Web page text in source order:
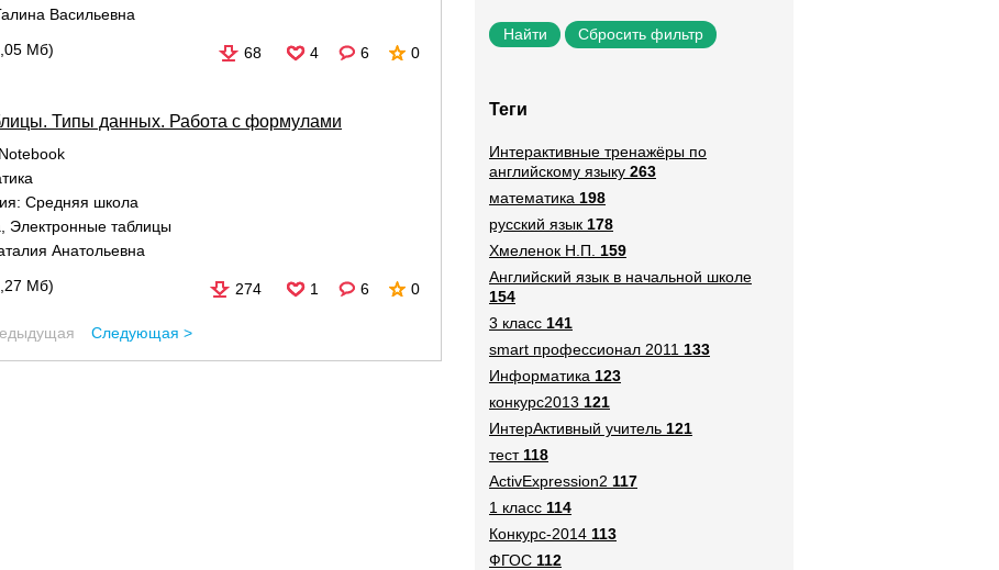
Васильевна
Мб) 68 4 6 0
Типы данных. Работа с формулами
Средняя школа
Электронные таблицы
Анатольевна
Мб) 274 1 6 0
Следующая >
Сбросить фильтр
Теги
Интерактивные тренажёры по
английскому языку 263
математика 198
русский язык 178
Хмеленок Н.П.
159
Английский язык в начальной школе
154
3 класс 141
smart профессионал 2011 133
Информатика 123
конкурс2013 121
ИнтерАктивный учитель 121
тест118
ActivExpression2 117
1 класс 114
Конкурс-2014 113
ФГОС 112